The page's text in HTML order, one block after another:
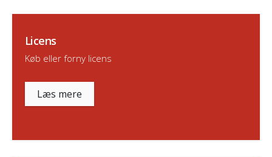
Licens
Køb eller forny licens
Læs mere